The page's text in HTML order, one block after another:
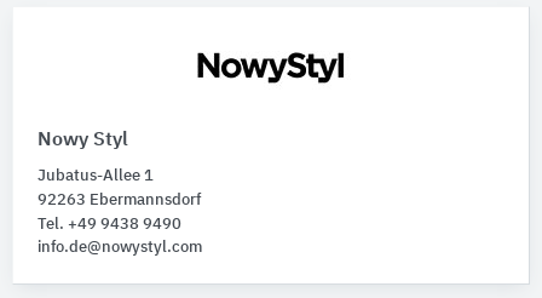
Nowy Styl
Jubatus-Allee 1
92263 Ebermannsdorf
Tel. +49 9438 9490
info.de@nowystyl.com